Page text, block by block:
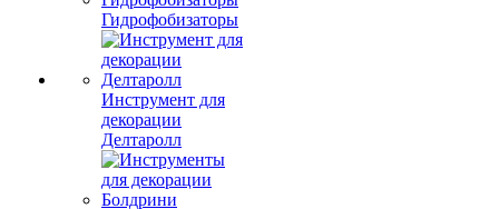
Гидрофобизаторы
Инструмент для
декорации
Делтаролл